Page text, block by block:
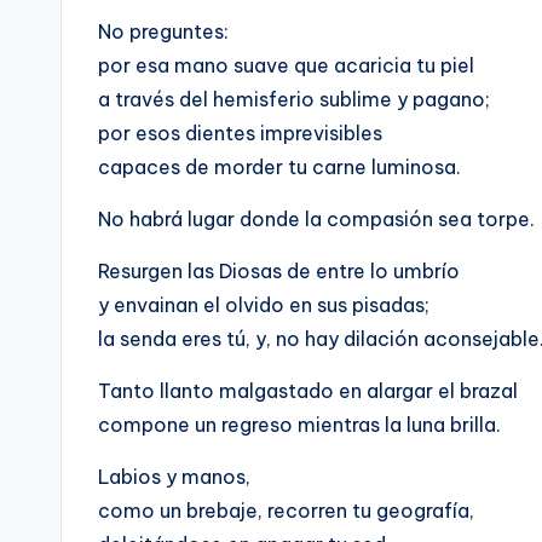
No preguntes:
por esa mano suave que acaricia tu piel
a través del hemisferio sublime y pagano;
por esos dientes imprevisibles
capaces de morder tu carne luminosa.
No habrá lugar donde la compasión sea torpe.
Resurgen las Diosas de entre lo umbrío
y envainan el olvido en sus pisadas;
la senda eres tú, y, no hay dilación
Tanto llanto malgastado en alargar el brazal
compone un regreso mientras la luna brilla.
Labios y manos,
como un brebaje, recorren tu geografía,